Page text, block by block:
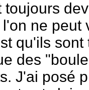
toujours
ne peut
qu'ils
des
J'ai posé